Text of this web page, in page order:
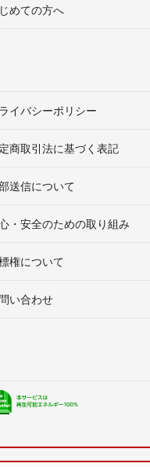
めての方へ
イバシーポリシー
商取引法に基づく表記
送信について
・安全のための取り組み
権について
い合わせ